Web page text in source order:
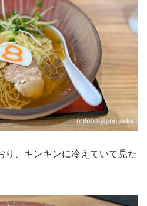
り、キンキンに冷えていて見た